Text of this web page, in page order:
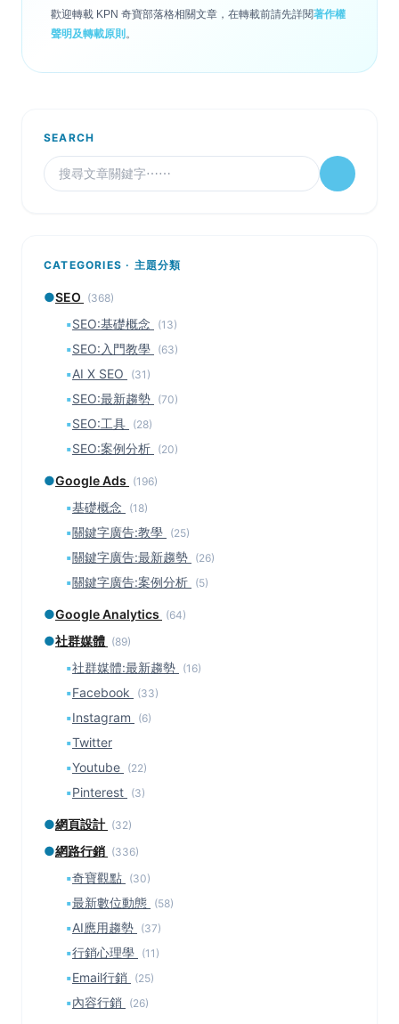
歡迎轉載 KPN 奇寶部落格相關文章，在轉載前請先詳閱著作權
聲明及轉載原則 。
SEARCH
CATEGORIES · 主題分類
●SEO (368)
▪SEO:基礎概念 (13)
▪SEO:入門教學 (63)
▪AI X SEO (31)
▪SEO:最新趨勢 (70)
▪SEO:工具 (28)
▪SEO:案例分析 (20)
●Google Ads (196)
▪基礎概念 (18)
▪關鍵字廣告:教學 (25)
▪關鍵字廣告:最新趨勢 (26)
▪關鍵字廣告:案例分析 (5)
●Google Analytics (64)
●社群媒體 (89)
▪社群媒體:最新趨勢 (16)
▪Facebook (33)
▪Instagram (6)
▪Twitter
▪Youtube (22)
▪Pinterest (3)
●網頁設計 (32)
●網路行銷 (336)
▪奇寶觀點 (30)
▪最新數位動態 (58)
▪AI應用趨勢 (37)
▪行銷心理學 (11)
▪Email行銷 (25)
▪內容行銷 (26)